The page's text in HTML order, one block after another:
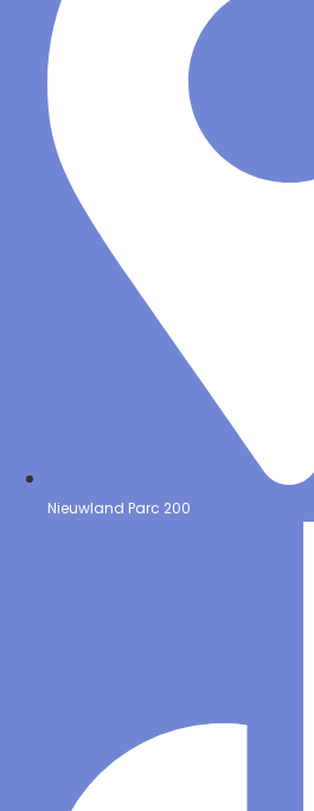
Nieuwland Parc 200